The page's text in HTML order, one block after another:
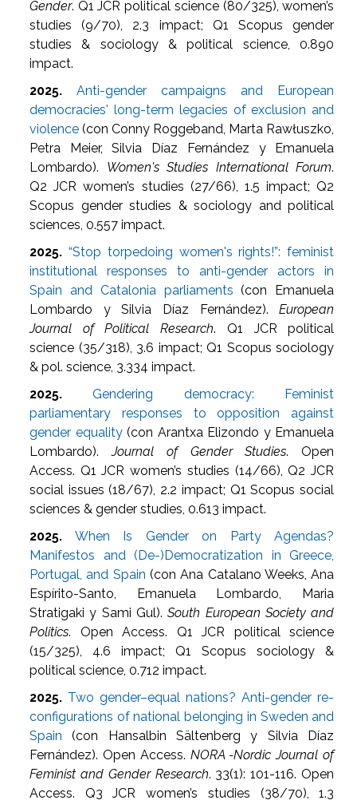
Gender. Q1 JCR political science (80/325), women’s
studies (9/70), 2.3 impact; Q1 Scopus gender
studies & sociology & political science, 0.890
impact.
2025.Anti-gender campaigns and European
democracies' long-term legacies of exclusion and
violence (con Conny Roggeband, Marta Rawłuszko,
Petra Meier, Silvia Díaz Fernández y Emanuela
Lombardo). Women's Studies International Forum.
Q2 JCR women’s studies (27/66), 1.5 impact; Q2
Scopus gender studies & sociology and political
sciences, 0.557 impact.
2025. “Stop torpedoing women's rights!”: feminist
institutional responses to anti-gender actors in
Spain and Catalonia parliaments (con Emanuela
Lombardo y Silvia Díaz Fernández).European
Journal of Political Research. Q1 JCR political
science (35/318), 3.6 impact; Q1 Scopus sociology
& pol. science, 3.334 impact.
2025.
Gendering democracy: Feminist
parliamentary responses to opposition against
gender equality(con Arantxa Elizondo y Emanuela
Lombardo).Journal of Gender Studies. Open
Access. Q1 JCR women’s studies (14/66), Q2 JCR
social issues (18/67), 2.2 impact; Q1 Scopus social
sciences & gender studies, 0.613 impact.
2025.
When Is Gender on Party Agendas?
Manifestos and (De-)Democratization in Greece,
Portugal, and Spain (con Ana Catalano Weeks, Ana
Espírito-Santo, Emanuela Lombardo, Maria
Stratigaki y Sami Gul).South European Society and
Politics. Open Access. Q1 JCR political science
(15/325), 4.6 impact; Q1 Scopus sociology &
political science, 0.712 impact.
2025. Two gender–equal nations? Anti-gender re-
configurations of national belonging in Sweden and
Spain (con Hansalbin Sältenberg y Silvia Díaz
Fernández). Open Access. NORA -Nordic Journal of
Feminist and Gender Research. 33(1): 101-116. Open
Access. Q3 JCR women’s studies (38/70), 1.3